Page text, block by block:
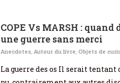
COPE Vs MARSH :
une guerre sans merci
Anecdotes,Autour du livre,Objets de
La guerre des os Il serait